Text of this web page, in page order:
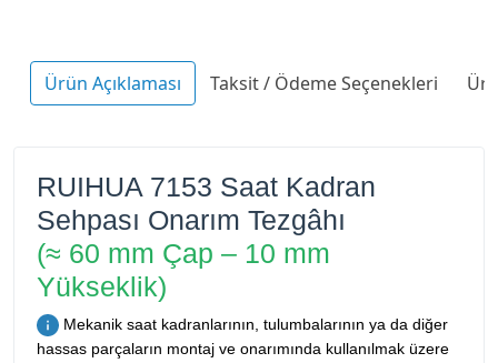
Ürün Açıklaması Taksit / Ödeme Seçenekleri
RUIHUA 7153 Saat Kadran
Sehpası Onarım Tezgâhı
(≈ 60 mm Çap – 10 mm
Yükseklik)
Mekanik saat kadranlarının, tulumbalarının ya da diğer
hassas parçaların montaj ve onarımında kullanılmak üzere